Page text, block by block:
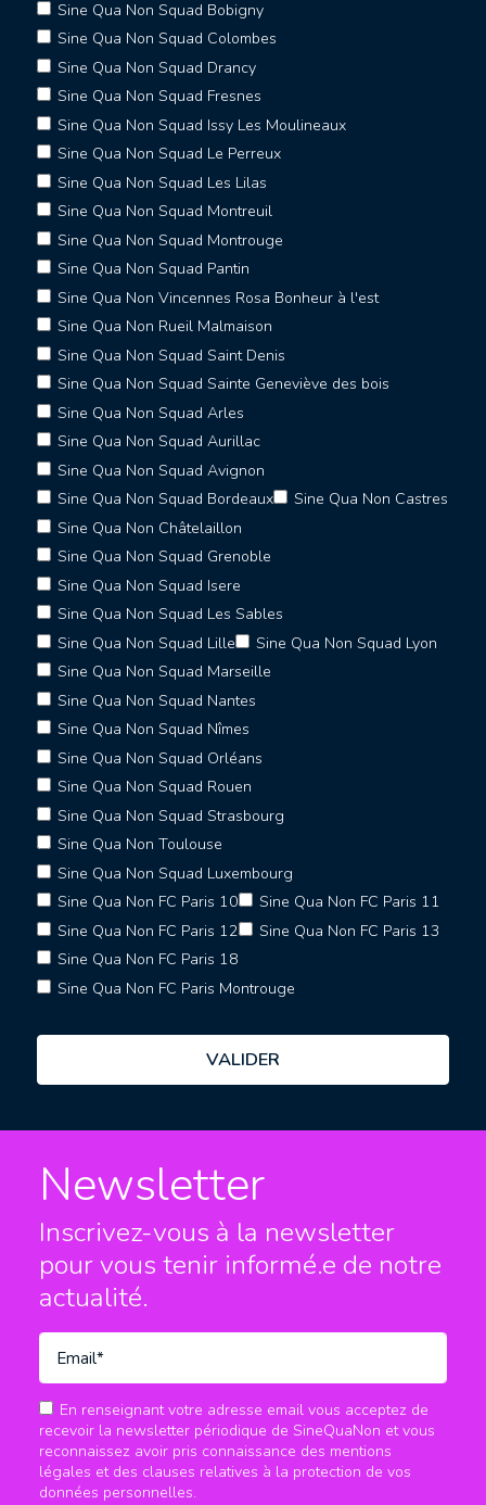
Sine Qua Non Squad Bobigny
Sine Qua Non Squad Colombes
Sine Qua Non Squad Drancy
Sine Qua Non Squad Fresnes
Sine Qua Non Squad Issy Les Moulineaux
Sine Qua Non Squad Le Perreux
Sine Qua Non Squad Les Lilas
Sine Qua Non Squad Montreuil
Sine Qua Non Squad Montrouge
Sine Qua Non Squad Pantin
Sine Qua Non Vincennes Rosa Bonheur à l'est
Sine Qua Non Rueil Malmaison
Sine Qua Non Squad Saint Denis
Sine Qua Non Squad Sainte Geneviève des bois
Sine Qua Non Squad Arles
Sine Qua Non Squad Aurillac
Sine Qua Non Squad Avignon
Sine Qua Non Squad Bordeaux
Sine Qua Non Castres
Sine Qua Non Châtelaillon
Sine Qua Non Squad Grenoble
Sine Qua Non Squad Isere
Sine Qua Non Squad Les Sables
Sine Qua Non Squad Lille
Sine Qua Non Squad Lyon
Sine Qua Non Squad Marseille
Sine Qua Non Squad Nantes
Sine Qua Non Squad Nîmes
Sine Qua Non Squad Orléans
Sine Qua Non Squad Rouen
Sine Qua Non Squad Strasbourg
Sine Qua Non Toulouse
Sine Qua Non Squad Luxembourg
Sine Qua Non FC Paris 10
Sine Qua Non FC Paris 11
Sine Qua Non FC Paris 12
Sine Qua Non FC Paris 13
Sine Qua Non FC Paris 18
Sine Qua Non FC Paris Montrouge
Newsletter
Inscrivez-vous à la newsletter
pour vous tenir informé.e de notre
actualité.
En renseignant votre adresse email vous acceptez de
recevoir la newsletter périodique de SineQuaNon et vous
reconnaissez avoir pris connaissance des mentions
légales et des clauses relatives à la protection de vos
données personnelles.